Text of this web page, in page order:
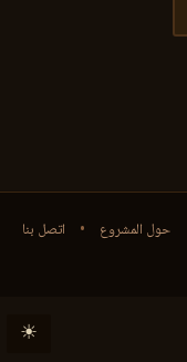
حول المشروع • اتصل بنا
☀